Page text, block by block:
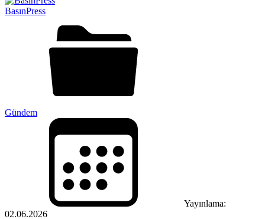
BasınPress
Gündem
Yayınlama:
02.06.2026